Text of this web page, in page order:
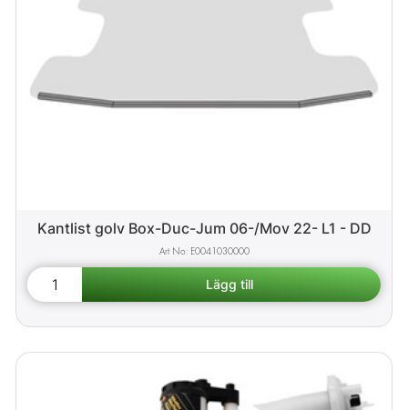
Kantlist golv Box-Duc-Jum 06-/Mov 22- L1 - DD
E0041030000